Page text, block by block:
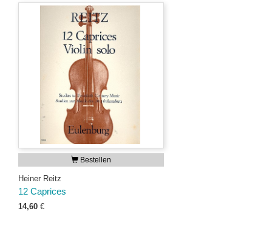
Bestellen
Heiner Reitz
12 Caprices
14,60 €